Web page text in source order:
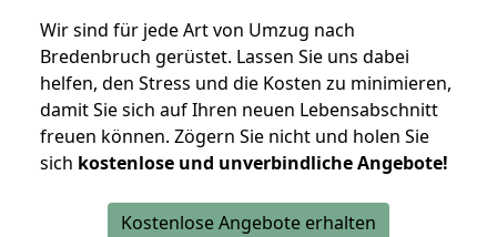
Wir sind für jede Art von Umzug nach
Bredenbruch gerüstet. Lassen Sie uns dabei
helfen, den Stress und die Kosten zu minimieren,
damit Sie sich auf Ihren neuen Lebensabschnitt
freuen können. Zögern Sie nicht und holen Sie
sich kostenlose und unverbindliche Angebote!
Kostenlose Angebote erhalten